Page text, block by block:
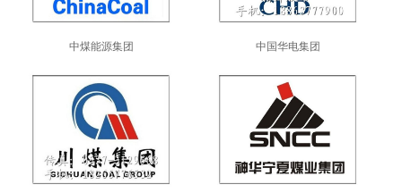
中煤能源集团 中国华电集团